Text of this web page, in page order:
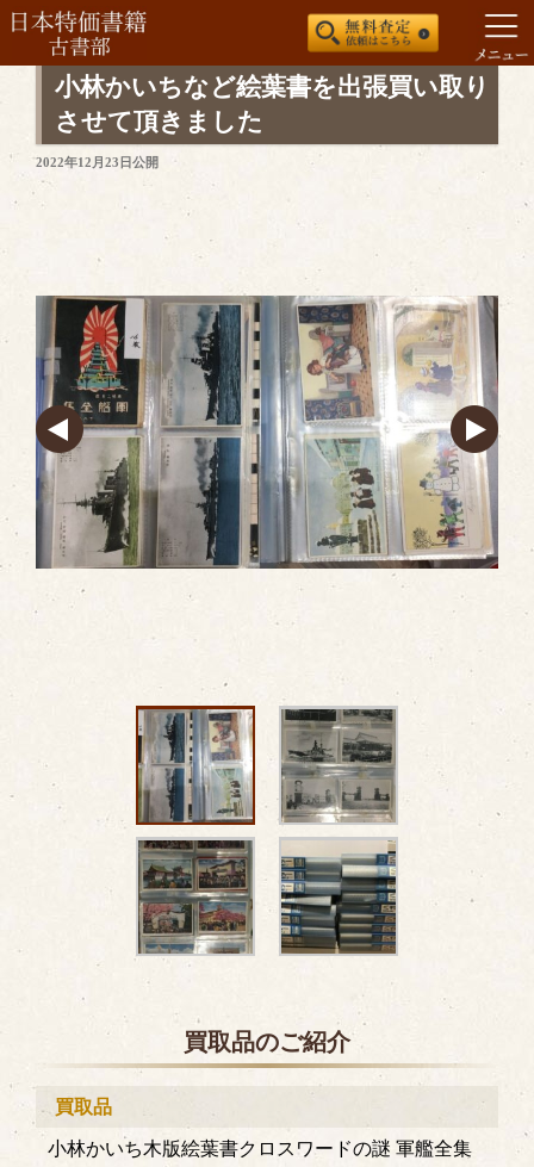
プ
小林かいちなど絵葉書を出張買い取り
させて頂きました
投
稿
日:
2022年12月23日公開
買取品のご紹介
買取品
小林かいち木版絵葉書クロスワードの謎 軍艦全集